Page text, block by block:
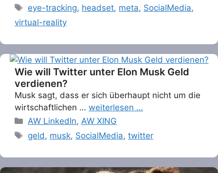
Tags
eye-tracking, headset, meta, SocialMedia,
virtual-reality
Wie will Twitter unter Elon Musk Geld
verdienen?
Musk sagt, dass er sich überhaupt nicht um die
wirtschaftlichen … weiterlesen …
Categories
AW LinkedIn, AW XING
Tags
geld , musk, SocialMedia,twitter